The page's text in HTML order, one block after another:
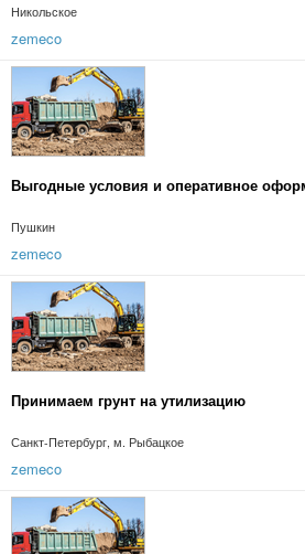
Никольское
zemeco
Выгодные условия и оперативное
Пушкин
zemeco
Принимаем грунт на утилизацию
Санкт-Петербург, м. Рыбацкое
zemeco